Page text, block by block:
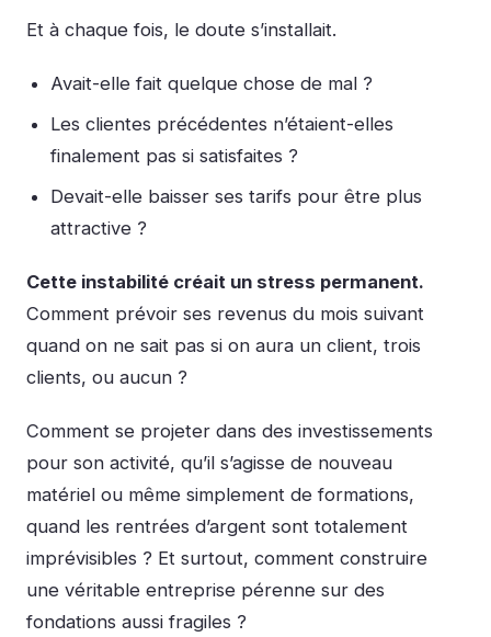
Et à chaque fois, le doute s’installait.
Avait-elle fait quelque chose de mal ?
Les clientes précédentes n’étaient-elles
finalement pas si satisfaites ?
Devait-elle baisser ses tarifs pour être plus
attractive ?
Cette instabilité créait un stress permanent.
Comment prévoir ses revenus du mois suivant
quand on ne sait pas si on aura un client, trois
clients, ou aucun ?
Comment se projeter dans des investissements
pour son activité, qu’il s’agisse de nouveau
matériel ou même simplement de formations,
quand les rentrées d’argent sont totalement
imprévisibles ? Et surtout, comment construire
une véritable entreprise pérenne sur des
fondations aussi fragiles ?